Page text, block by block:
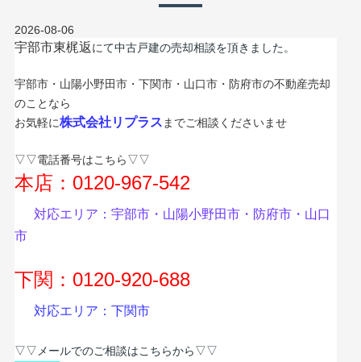
2026-08-06
宇部市東梶返にて中古戸建の売却相談を頂きました 。
宇部市・山陽小野田市・下関市・山口市・防府市の不動産売却
のことなら
お気軽に株式会社リプラス までご相談くださいませ
▽▽電話番号はこちら▽▽
本店：0120-967-542
対応エリア：宇部市・山陽小野田市・防府市・山口
市
下関：0120-920-688
対応エリア：下関市
▽▽メールでのご相談はこちらから▽▽